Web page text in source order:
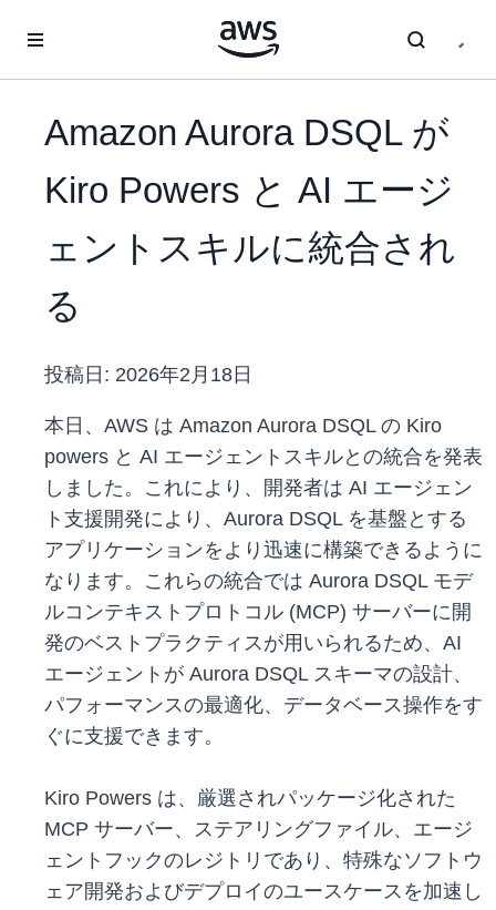
Amazon Aurora DSQL が
Kiro Powers と AI エージ
ェントスキルに統合され
る
投稿日: 2026年2月18日
本日、AWS は Amazon Aurora DSQL の Kiro
powers と AI エージェントスキルとの統合を発表
しました。これにより、開発者は AI エージェン
ト支援開発により、Aurora DSQL を基盤とする
アプリケーションをより迅速に構築できるように
なります。これらの統合では Aurora DSQL モデ
ルコンテキストプロトコル (MCP) サーバーに開
発のベストプラクティスが用いられるため、AI
エージェントが Aurora DSQL スキーマの設計、
パフォーマンスの最適化、データベース操作をす
ぐに支援できます。
Kiro Powers は、厳選されパッケージ化された
MCP サーバー、ステアリングファイル、エージ
ェントフックのレジトリであり、特殊なソフトウ
ェア開発およびデプロイのユースケースを加速し